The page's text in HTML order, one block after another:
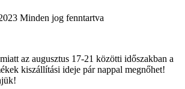
Minden jog fenntartva
az augusztus 17-21 közötti időszakban a
kiszállítási ideje pár nappal megnőhet!